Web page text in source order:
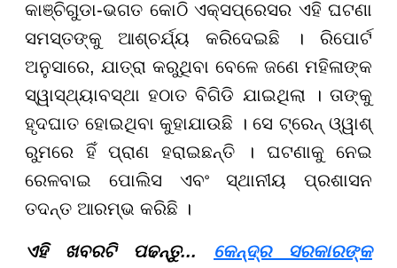
କାଞ୍ଚିଗୁଡା-ଭଗତ କୋଠି ଏକ୍ସପ୍ରେସର ଏହି ଘଟଣା
ସମସ୍ତଙ୍କୁ ଆଶ୍ଚର୍ଯ୍ୟ କରିଦେଇଛି । ରିପୋର୍ଟ
ଅନୁସାରେ, ଯାତ୍ରା କରୁଥିବା ବେଳେ ଜଣେ ମହିଳାଙ୍କ
ସ୍ୱାସ୍ଥ୍ୟାବସ୍ଥା ହଠାତ ବିଗିଡି ଯାଇଥିଲା । ତାଙ୍କୁ
ହୃଦଘାତ ହୋଇଥିବା କୁହାଯାଉଛି । ସେ ଟ୍ରେନ୍ ଓ୍ୱାଶ୍
ରୁମରେ ହିଁ ପ୍ରାଣ ହରାଇଛନ୍ତି । ଘଟଣାକୁ ନେଇ
ରେଳବାଇ ପୋଲିସ ଏବଂ ସ୍ଥାନୀୟ ପ୍ରଶାସନ
ତଦନ୍ତ ଆରମ୍ଭ କରିଛି ।
​​​​​​​ଏହି ଖବରଟି ପଢନ୍ତୁ... କେନ୍ଦ୍ର ସରକାରଙ୍କ